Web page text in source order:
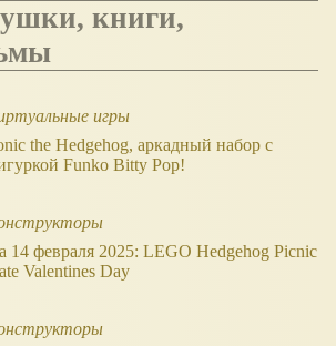
игры
the Hedgehog, аркадный набор с
Funko Bitty Pop!
14 февраля 2025: LEGO Hedgehog Picnic
Valentines Day